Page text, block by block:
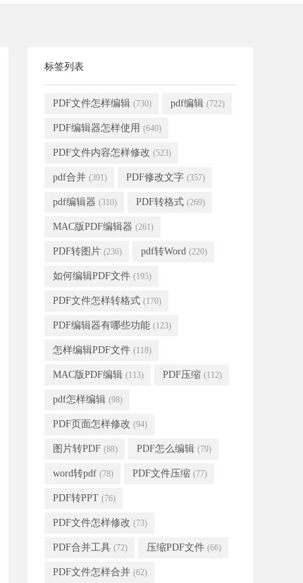
标签列表
PDF文件怎样编辑 (730) pdf编辑 (722)
PDF编辑器怎样使用 (640)
PDF文件内容怎样修改 (523)
pdf合并 (391) PDF修改文字 (357)
pdf编辑器 (310) PDF转格式 (269)
MAC版PDF编辑器 (261)
PDF转图片 (236) pdf转Word (220)
如何编辑PDF文件 (195)
PDF文件怎样转格式 (170)
PDF编辑器有哪些功能 (123)
怎样编辑PDF文件 (118)
MAC版PDF编辑 (113) PDF压缩 (112)
pdf怎样编辑 (98)
PDF页面怎样修改 (94)
图片转PDF (88) PDF怎么编辑 (79)
word转pdf (78) PDF文件压缩 (77)
PDF转PPT (76)
PDF文件怎样修改 (73)
PDF合并工具 (72) 压缩PDF文件 (66)
PDF文件怎样合并 (62)